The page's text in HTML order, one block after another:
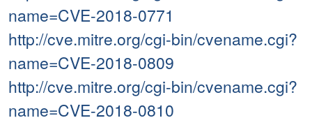
name=CVE-2018-0771
http://cve.mitre.org/cgi-bin/cvename.cgi?
name=CVE-2018-0809
http://cve.mitre.org/cgi-bin/cvename.cgi?
name=CVE-2018-0810